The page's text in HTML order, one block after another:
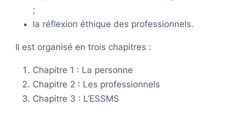
;
la réflexion éthique des professionnels.
Il est organisé en trois chapitres :
Chapitre 1 : La personne
Chapitre 2 : Les professionnels
Chapitre 3 : L’ESSMS